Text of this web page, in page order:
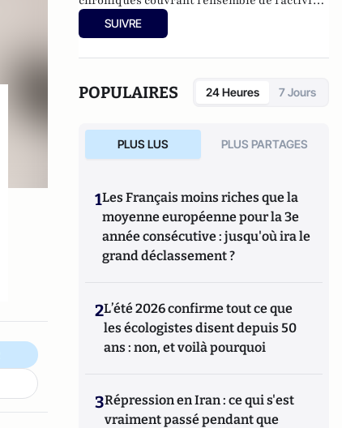
culturelle (théâtre, One Man Shows, opéras,
ballets, spectacles divers, cinéma, expos,
SUIVRE
POPULAIRES 24 Heures 7 Jours
PLUS LUS PLUS PARTAGES
1Les Français moins riches que la
moyenne européenne pour la 3e
année consécutive : jusqu'où ira le
grand déclassement ?
2L’été 2026 confirme tout ce que
les écologistes disent depuis 50
ans : non, et voilà pourquoi
3Répression en Iran : ce qui s'est
vraiment passé pendant que